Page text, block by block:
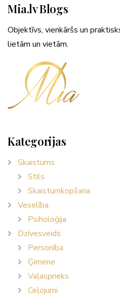
Mia.lv Blogs
Objektīvs, vienkāršs un
lietām un vietām.
Kategorijas
Skaistums
Stils
Skaistumkopšana
Veselība
Psiholoģija
Dzīvesveids
Personība
Ģimene
Vaļasprieks
Ceļojumi